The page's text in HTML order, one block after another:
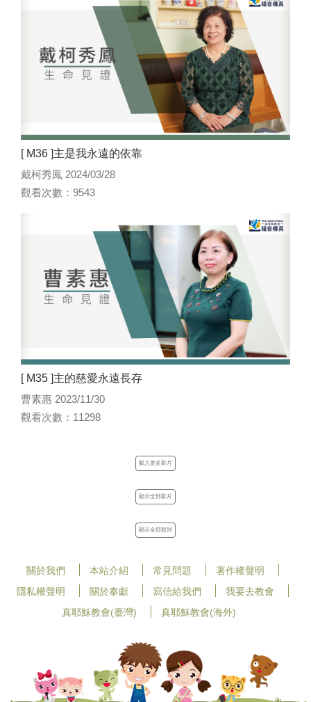
[ M36 ]主是我永遠的依靠
戴柯秀鳳 2024/03/28
觀看次數：9543
[ M35 ]主的慈愛永遠長存
曹素惠 2023/11/30
觀看次數：11298
載入更多影片
顯示全部影片
顯示全部類別
關於我們 本站介紹 常見問題
著作權聲明
隱私權聲明
關於奉獻 寫信給我們
我要去教會
真耶穌教會(臺灣)
真耶穌教會(海外)